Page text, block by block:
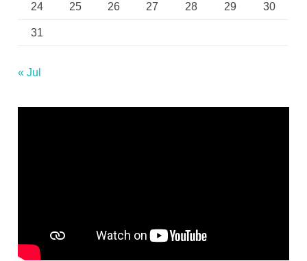
24 25 26 27 28 29 30
31
« Jul